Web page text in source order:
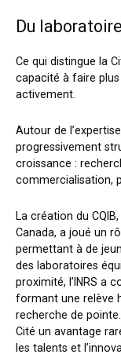
Du
Ce qui distingue la
capacité à faire plus
activement.
Autour de
progressivement
croissance :
commercialisation,
La création du
Canada, a joué un
permettant à de
des laboratoires
proximité, l’INRS a
formant une relève
recherche de
Cité un avantage
les talents et